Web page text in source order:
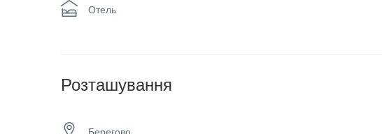
Отель
Розташування